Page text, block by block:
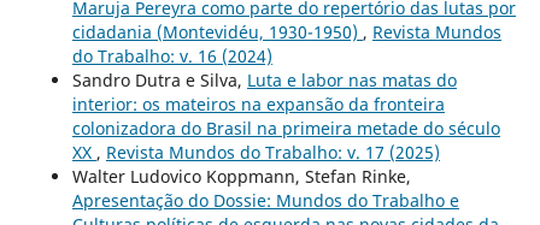
Maruja Pereyra como parte do repertório das lutas por
cidadania (Montevidéu, 1930-1950) , Revista Mundos
do Trabalho: v. 16 (2024)
Sandro Dutra e Silva, Luta e labor nas matas do
interior: os mateiros na expansão da fronteira
colonizadora do Brasil na primeira metade do século
XX , Revista Mundos do Trabalho: v. 17 (2025)
Walter Ludovico Koppmann, Stefan Rinke,
Apresentação do Dossie: Mundos do Trabalho e